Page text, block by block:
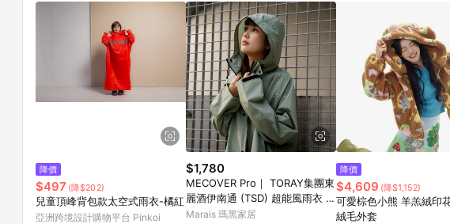
品資料更新會有時間差，如顯示之商品規格、顏色、價位、贈品與東森購物ETMall銷售網頁
準。 9. 若有贈點爭議，請務必於訂單日期+180天以內至LINE購物客服洽詢；若超過180天(
贈點回饋。 10. 部分點數紅包僅限指定商品使用，或不適用於無回饋商品。各點數紅包之
紅包頁面規則為準。
降價
$497 (降$202)
兒童頂峰背包款太空式雨衣-橘紅
亞洲跨境設計購物平台 Pinkoi
$1,780
MECOVER Pro｜ TORAY集團東
麗酒伊南通 (TSD) 超能風雨衣 -
冰川灰-XL/2L
Marais 瑪黑家居
降價
$4,609 (降$1,152)
可愛棕色小熊 羊羔絨印
絨毛外套